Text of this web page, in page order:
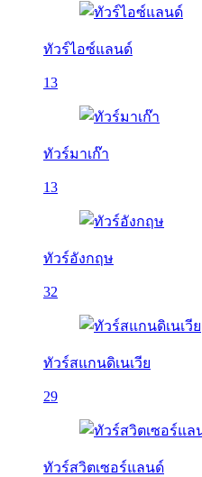
ทัวร์ไอซ์แลนด์
13
ทัวร์มาเก๊า
13
ทัวร์อังกฤษ
32
ทัวร์สแกนดิเนเวีย
29
ทัวร์สวิตเซอร์แลนด์